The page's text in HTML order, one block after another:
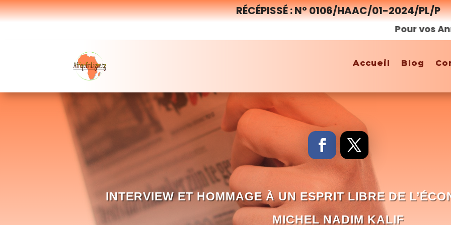
RÉCÉPISSÉ : N° 0106/HAAC/01-2024/PL/P
Pour vos
Accueil Blog
INTERVIEW ET HOMMAGE À UN ESPRIT LIBRE DE
MICHEL NADIM KALIF